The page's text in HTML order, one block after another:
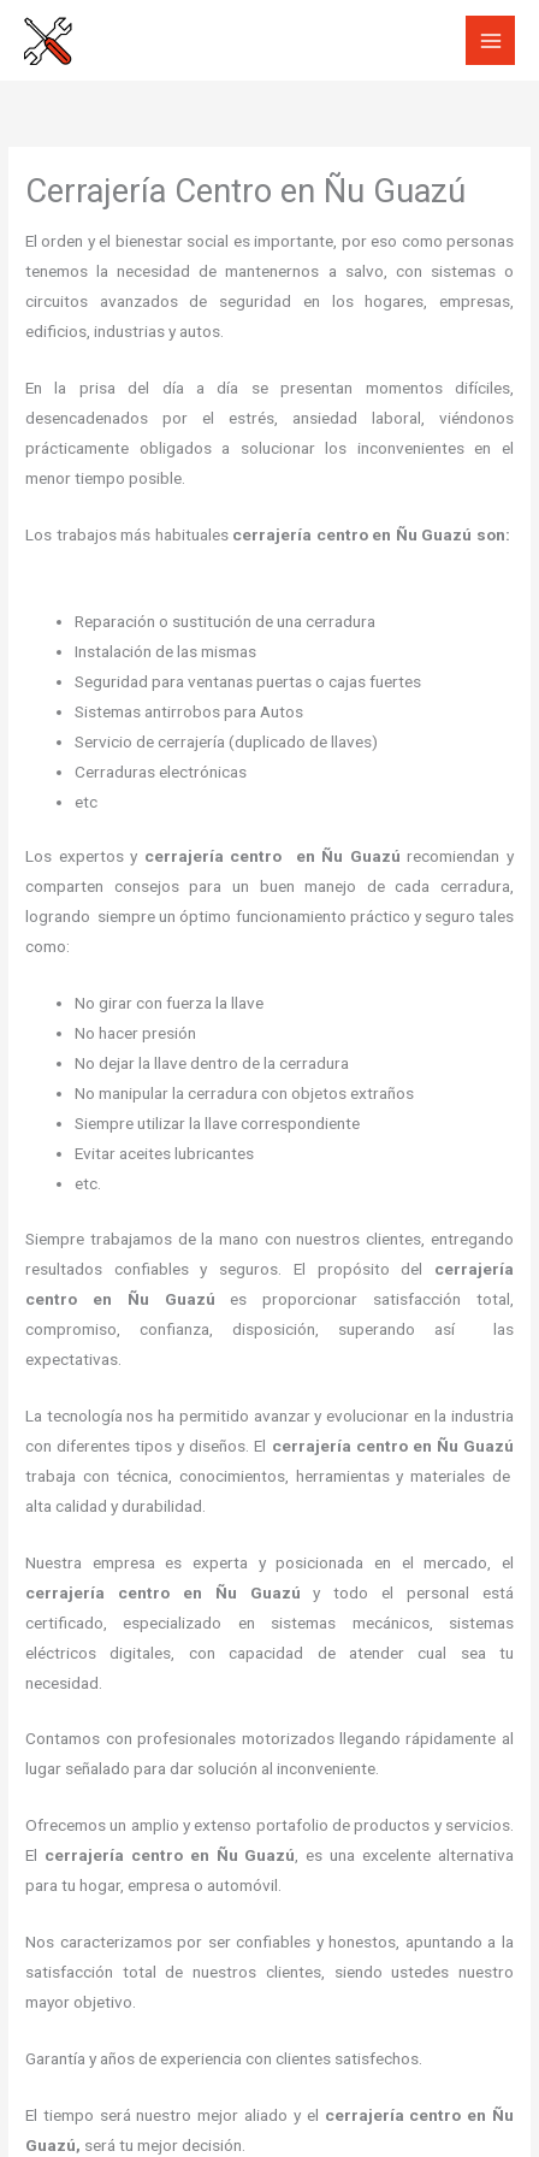
Cerrajería Centro en Ñu Guazú
El orden y el bienestar social es importante, por eso como personas
tenemos la necesidad de mantenernos a salvo, con sistemas o
circuitos avanzados de seguridad en los hogares, empresas,
edificios, industrias y autos.
En la prisa del día a día se presentan momentos difíciles,
desencadenados por el estrés, ansiedad laboral, viéndonos
prácticamente obligados a solucionar los inconvenientes en el
menor tiempo posible.
Los trabajos más habituales cerrajería centro en Ñu Guazú son:
Reparación o sustitución de una cerradura
Instalación de las mismas
Seguridad para ventanas puertas o cajas fuertes
Sistemas antirrobos para Autos
Servicio de cerrajería (duplicado de llaves)
Cerraduras electrónicas
etc
Los expertos y cerrajería centro en Ñu Guazú recomiendan y
comparten consejos para un buen manejo de cada cerradura,
logrando siempre un óptimo funcionamiento práctico y seguro tales
como:
No girar con fuerza la llave
No hacer presión
No dejar la llave dentro de la cerradura
No manipular la cerradura con objetos extraños
Siempre utilizar la llave correspondiente
Evitar aceites lubricantes
etc.
Siempre trabajamos de la mano con nuestros clientes, entregando
resultados confiables y seguros. El propósito del cerrajería
centro en Ñu Guazú es proporcionar satisfacción total,
compromiso, confianza, disposición, superando así las
expectativas.
La tecnología nos ha permitido avanzar y evolucionar en la industria
con diferentes tipos y diseños. El cerrajería centroen Ñu Guazú
trabaja con técnica, conocimientos, herramientas y materiales de
alta calidad y durabilidad.
Nuestra empresa es experta y posicionada en el mercado, el
cerrajería centroen Ñu Guazú y todo el personal está
certificado, especializado en sistemas mecánicos, sistemas
eléctricos digitales, con capacidad de atender cual sea tu
necesidad.
Contamos con profesionales motorizados llegando rápidamente al
lugar señalado para dar solución al inconveniente.
Ofrecemos un amplio y extenso portafolio de productos y servicios.
El cerrajería centroen Ñu Guazú, es una excelente alternativa
para tu hogar, empresa o automóvil.
Nos caracterizamos por ser confiables y honestos, apuntando a la
satisfacción total de nuestros clientes, siendo ustedes nuestro
mayor objetivo.
Garantía y años de experiencia con clientes satisfechos.
El tiempo será nuestro mejor aliado y el cerrajería centro en Ñu
Guazú, será tu mejor decisión.